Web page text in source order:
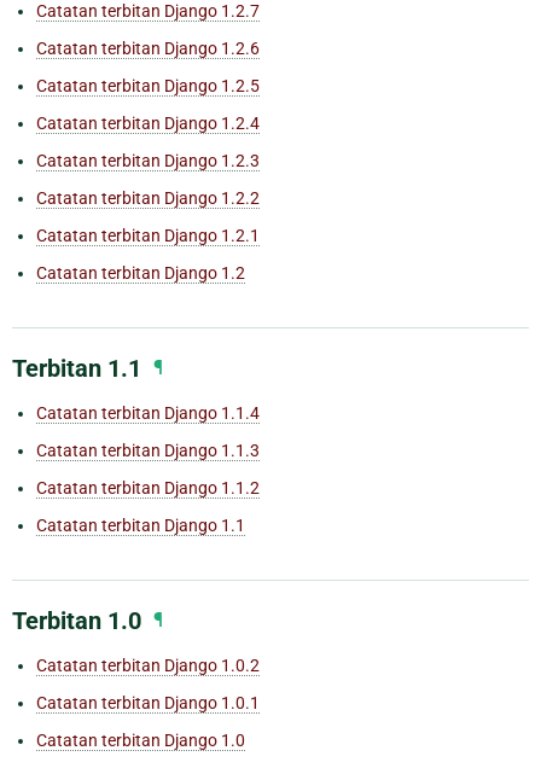
Catatan terbitan Django 1.2.7
Catatan terbitan Django 1.2.6
Catatan terbitan Django 1.2.5
Catatan terbitan Django 1.2.4
Catatan terbitan Django 1.2.3
Catatan terbitan Django 1.2.2
Catatan terbitan Django 1.2.1
Catatan terbitan Django 1.2
Terbitan 1.1 ¶
Catatan terbitan Django 1.1.4
Catatan terbitan Django 1.1.3
Catatan terbitan Django 1.1.2
Catatan terbitan Django 1.1
Terbitan 1.0 ¶
Catatan terbitan Django 1.0.2
Catatan terbitan Django 1.0.1
Catatan terbitan Django 1.0